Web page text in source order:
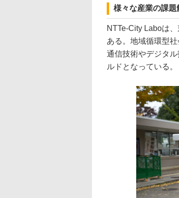
様々な産業の課
NTTe-City Laboは
ある。地域循環型
通信技術やデジタ
ルドとなっている。